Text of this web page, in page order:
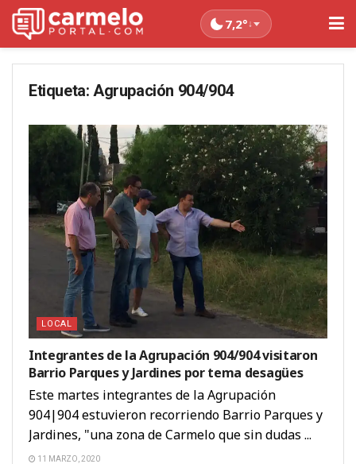
7,2°↓
Etiqueta: Agrupación 904/904
LOCAL
Integrantes de la Agrupación 904/904 visitaron
Barrio Parques y Jardines por tema desagües
Este martes integrantes de la Agrupación
904|904 estuvieron recorriendo Barrio Parques y
Jardines, "una zona de Carmelo que sin dudas ...
11 MARZO, 2020